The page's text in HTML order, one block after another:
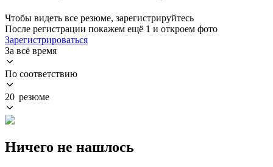
Чтобы видеть все резюме, зарегистрируйтесь
После регистрации покажем ещё 1 и откроем фото
Зарегистрироваться
За всё время
По соответствию
20 резюме
Ничего не нашлось